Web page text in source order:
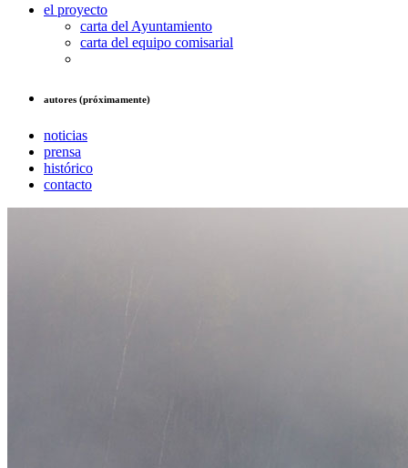
el proyecto
carta del Ayuntamiento
carta del equipo comisarial
autores (próximamente)
noticias
prensa
histórico
contacto